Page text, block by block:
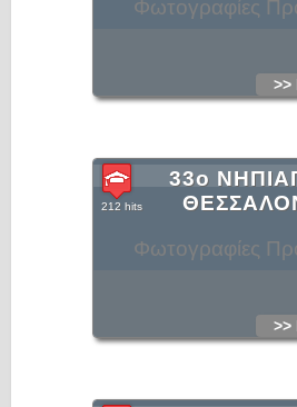
Φωτογραφίες
>>
Φωτογραφίες
33ο
212 hits
>>